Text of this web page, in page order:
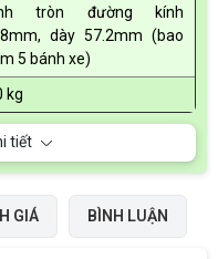
tròn đường kính
dày 57.2mm (bao
5 bánh xe)
kg
tiết
GIÁ BÌNH LUẬN